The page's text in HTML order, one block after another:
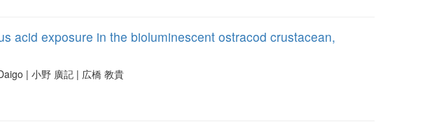
acid exposure in the bioluminescent ostracod crustacean,
| 小野 廣記 | 広橋 教貴